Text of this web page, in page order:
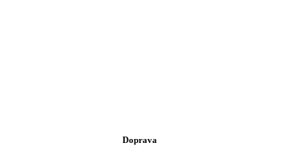
Doprava